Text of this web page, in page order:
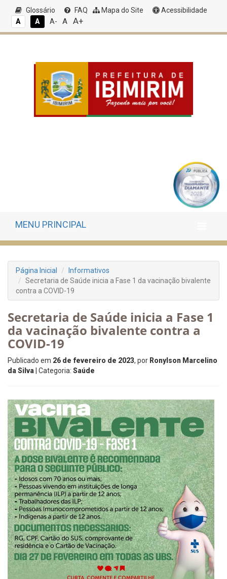
Glossário FAQ Mapa do Site
Acessibilidade
A
A A- A A+
MENU PRINCIPAL
Página Inicial
Informativos
Secretaria de Saúde inicia a Fase 1 da vacinação bivalente
contra a COVID-19
Secretaria de Saúde inicia a Fase 1
da vacinação bivalente contra a
COVID-19
Publicado em 26 de fevereiro de 2023, por Ronylson Marcelino
da Silva | Categoria: Saúde